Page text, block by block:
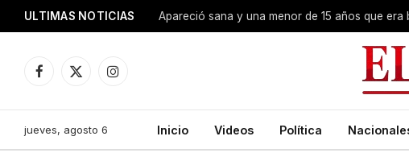
ULTIMAS NOTICIAS Apareció sana y una menor de 15 años que era
Facebook
X
Instagram
jueves, agosto 6 Inicio Videos Política